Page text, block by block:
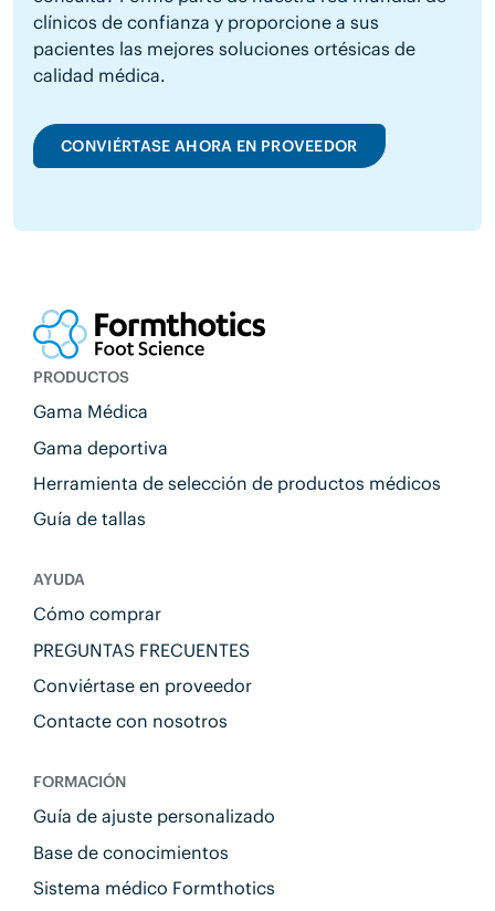
clínicos de confianza y proporcione a sus
pacientes las mejores soluciones ortésicas de
calidad médica.
CONVIÉRTASE AHORA EN PROVEEDOR
PRODUCTOS
Gama Médica
Gama deportiva
Herramienta de selección de productos médicos
Guía de tallas
AYUDA
Cómo comprar
PREGUNTAS FRECUENTES
Conviértase en proveedor
Contacte con nosotros
FORMACIÓN
Guía de ajuste personalizado
Base de conocimientos
Sistema médico Formthotics